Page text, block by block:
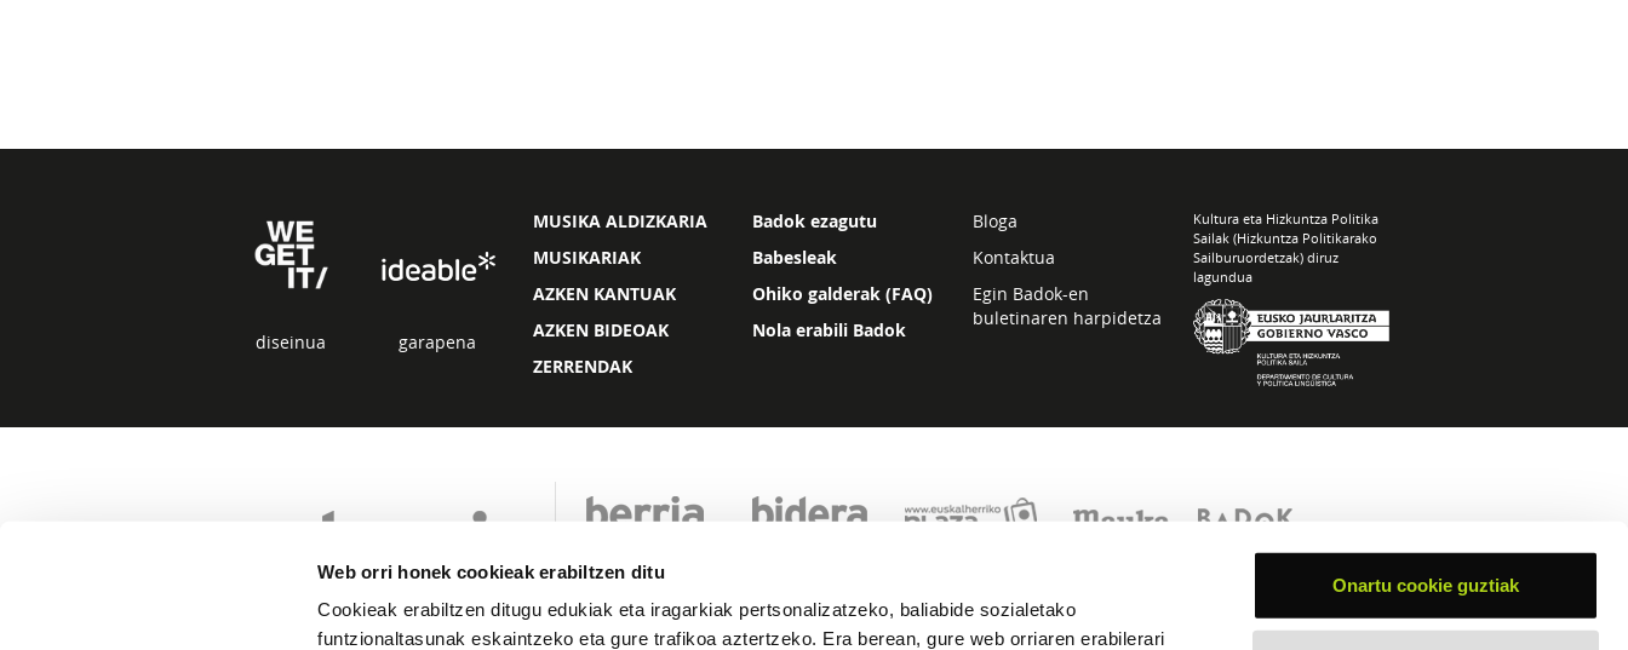
Web orri honek cookieak erabiltzen ditu
Cookieak erabiltzen ditugu edukiak eta iragarkiak pertsonalizatzeko, baliabide sozialetako
funtzionaltasunak eskaintzeko eta gure trafikoa aztertzeko. Era berean, gure web orriaren erabilerari
Onartu cookie guztiak
diseinua garapena
MUSIKA ALDIZKARIA
MUSIKARIAK
AZKEN KANTUAK
AZKEN BIDEOAK
ZERRENDAK
Badok ezagutu
Babesleak
Ohiko galderak (FAQ)
Nola erabili Badok
Bloga
Kontaktua
Egin Badok-en
buletinaren harpidetza
Kultura eta Hizkuntza Politika
Sailak (Hizkuntza Politikarako
Sailburuordetzak) diruz
lagundua